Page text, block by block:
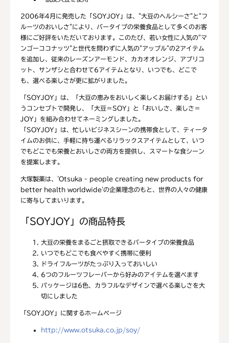
2006年4月に発売した「SOYJOY」は、"大豆のヘルシーさ"と"フ
ルーツのおいしさ"により、バータイプの栄養食品として多くのお客
様にご好評をいただいております。このたび、若い女性に人気の"マ
ンゴーココナッツ"と世代を問わずに人気の"アップル"の2アイテム
を追加し、従来のレーズンアーモンド、カカオオレンジ、アプリコ
ット、サンザシと合わせて6アイテムとなり、いつでも、どこで
も、選べる楽しさが更に拡がりました。
「SOYJOY」は、「大豆の恵みをおいしく楽しくお届けする」とい
うコンセプトで開発し、「大豆＝SOY」と「おいしさ、楽しさ＝
JOY」を組み合わせてネーミングしました。
「SOYJOY」は、忙しいビジネスシーンの携帯食として、ティータ
イムのお供に、手軽に持ち運べるリラックスアイテムとして、いつ
でもどこでも栄養とおいしさの両方を提供し、スマートな食シーン
を提案します。
大塚製薬は、'Otsuka - people creating new products for
better health worldwide'の企業理念のもと、世界の人々の健康
に寄与してまいります。
「SOYJOY」の商品特長
大豆の栄養をまるごと摂取できるバータイプの栄養食品
いつでもどこでも食べやすく携帯に便利
ドライフルーツがたっぷり入っておいしい
6つのフルーツフレーバーから好みのアイテムを選べます
パッケージは6色、カラフルなデザインで選べる楽しさを大
切にしました
「SOYJOY」に関するホームページ
http://www.otsuka.co.jp/soy/